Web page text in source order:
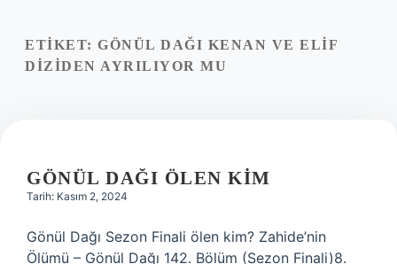
Yasal Uyarı
ETIKET: GÖNÜL DAĞI KENAN VE ELIF
DIZIDEN AYRILIYOR MU
GÖNÜL DAĞI ÖLEN KIM
Tarih: Kasım 2, 2024
Gönül Dağı Sezon Finali ölen kim? Zahide’nin
Ölümü – Gönül Dağı 142. Bölüm (Sezon Finali)8.